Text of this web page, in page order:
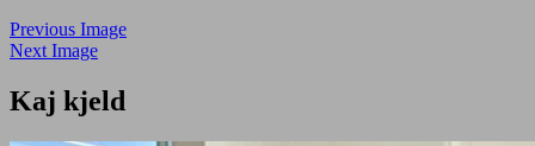
Previous Image
Next Image
Kaj kjeld